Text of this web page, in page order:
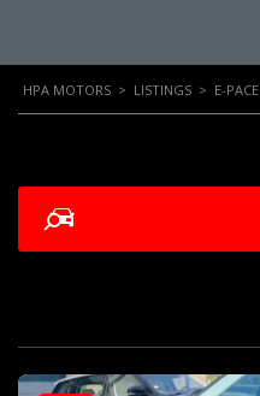
HPA MOTORS > LISTINGS > E-PACE